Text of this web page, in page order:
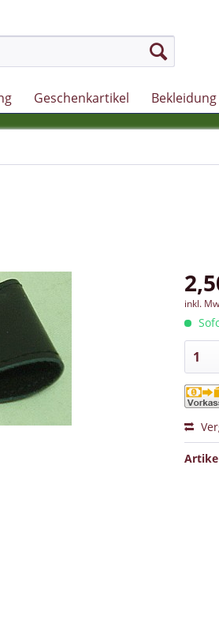
Geschenkartikel Bekleidung
inkl.